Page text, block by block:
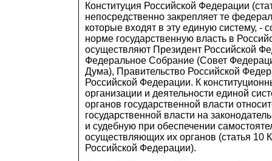
Конституция Российской Федерации
непосредственно закрепляет те
которые входят в эту единую систему, -
норме государственную власть в
осуществляют Президент Российской
Федеральное Собрание (Совет
Дума), Правительство Российской
Российской Федерации. К
организации и деятельности единой
органов государственной власти
государственной власти на
и судебную при обеспечении
осуществляющих их органов (статья 10
Российской Федерации).